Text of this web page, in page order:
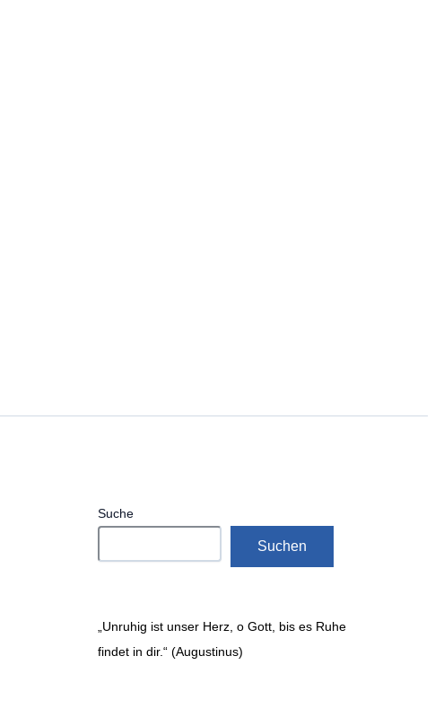
Suche
Suchen
„Unruhig ist unser Herz, o Gott, bis es Ruhe
findet in dir.“ (Augustinus)